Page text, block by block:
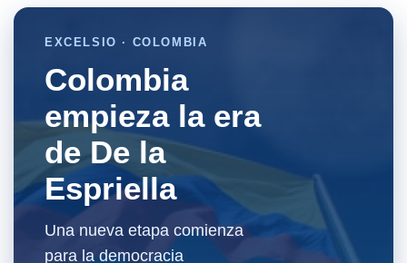
EXCELSIO · COLOMBIA
Colombia
empieza la era
de De la
Espriella
Una nueva etapa comienza
para la democracia